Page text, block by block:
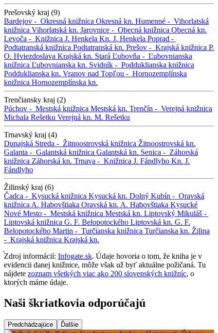
Prešovský kraj (9)
Bardejov - Okresná knižnica Okresná kn. Humenné - Vihorlatská
knižnica Vihorlatská kn. Jarovnice - Obecná knižnica Obecná kn.
Levoča - Knižnica J. Henkela Kn. J. Henkela Poprad -
Podtatranská knižnica Podtatranská kn. Prešov - Krajská knižnica P.
O. Hviezdoslava Krajská kn. Stará Ľubovňa - Ľubovnianska
knižnica Ľubovnianska kn. Svidník - Podduklianska knižnica
Podduklianska kn. Vranov nad Topľou - Hornozemplínska
knižnica Hornozemplínska kn.
Trenčiansky kraj (2)
Púchov - Mestská knižnica Mestská kn. Trenčín - Verejná knižnica
Michala Rešetku Verejná kn. M. Rešetku
Trnavský kraj (4)
Dunajská Streda - Žitnoostrovská knižnica Žitnoostrovská kn.
Galanta - Galantská knižnica Galantská kn. Senica - Záhorská
knižnica Záhorská kn. Trnava - Knižnica J. Fándlyho Kn. J.
Fándlyho
Žilinský kraj (6)
Čadca - Kysucká knižnica Kysucká kn. Dolný Kubín - Oravská
knižnica A. Habovštiaka Oravská kn. A. Habovštiaka Kysucké
Nové Mesto - Mestská knižnica Mestská kn. Liptovský Mikuláš -
Liptovská knižnica G. F. Belopotockého Liptovská kn. G. F.
Belopotockého Martin - Turčianska knižnica Turčianska kn. Žilina
- Krajská knižnica Krajská kn.
Zdroj informácií: Infogate.sk. Údaje hovoria o tom, že kniha je v
evidencii danej knižnice, môže však už byť aktuálne požičaná. Tu
nájdete zoznam všetkých viac ako 200 slovenských knižníc, o
ktorých máme údaje.
Naši škriatkovia odporúčajú
Predchádzajúce Ďalšie